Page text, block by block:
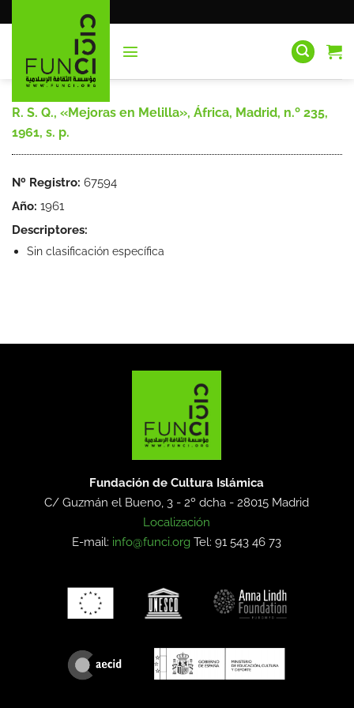
al
R. S. Q., «Mejoras en Melilla», África, Madrid, n.º 235,
1961, s. p.
Nº Registro: 67594
Año: 1961
Descriptores:
Sin clasificación específica
Fundación de Cultura Islámica
C/ Guzmán el Bueno, 3 - 2º dcha -28015 Madrid
Localización
E-mail: info@funci.org Tel: 91 543 46 73